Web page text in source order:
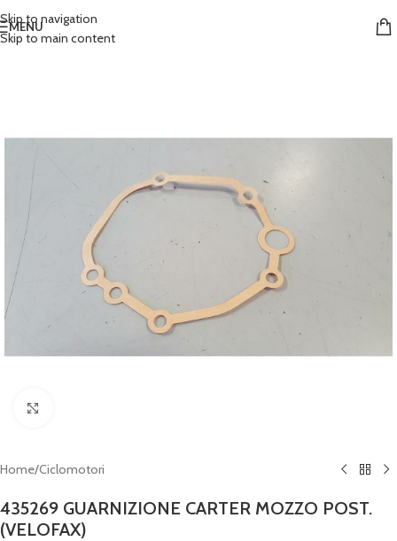
Skip to navigation
Skip to main content
MENU
Home/Ciclomotori
435269 GUARNIZIONE CARTER MOZZO POST.
(VELOFAX)